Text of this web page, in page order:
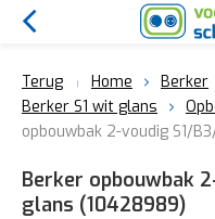
Terug Home Berker
Berker S1 wit glans
opbouwbak 2-voudig S1/
Berker opbouwbak
glans (10428989)